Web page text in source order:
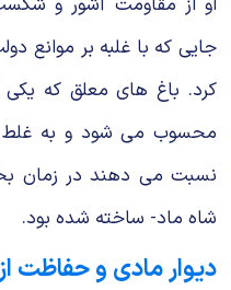
جایی که با غلبه بر موانع
کرد. باغ های معلق که
محسوب می شود و به غلط
نسبت می دهند در زمان
شاه ماد- ساخته شده بود.
دیوار مادی و حفاظت